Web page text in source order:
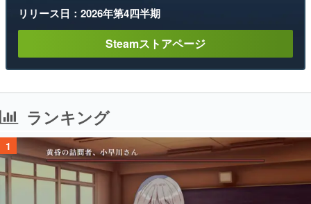
リリース日：2026年第4四半期
Steamストアページ
ランキング
1